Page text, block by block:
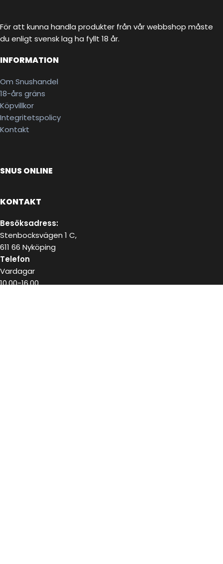
För att kunna handla produkter från vår webbshop måste
du enligt svensk lag ha fyllt 18 år.
INFORMATION
Om Snushandel
18-års gräns
Köpvillkor
Integritetspolicy
Kontakt
SNUS ONLINE
KONTAKT
Besöksadress:
Stenbocksvägen 1 C,
611 66 Nyköping
Telefon
Vardagar
10.00-16.00